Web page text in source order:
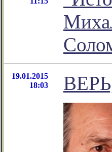
19.01.2015
18:03